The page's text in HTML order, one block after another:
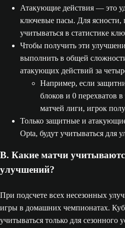
Атакующие действия — это
ключевые пасы. Для ясности,
учитываться в статистике
Чтобы получить эти
выполнить в общей
атакующих действий за
Например, если
блоков и 0 перехватов
матчей лиги, игрок
Только защитные и
Opta, будут учитываться для
В. Какие матчи
улучшений?
При подсчете всех несезонных
игры в домашних чемпионатах.
учитываться только для сезонного